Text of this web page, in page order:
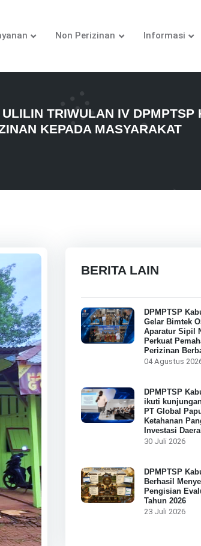
Non Perizinan Informasi
TRIWULAN IV DPMPTSP
KEPADA MASYARAKAT
BERITA LAIN
DPMPTSP
Gelar Bimtek
Aparatur Sipil
Perkuat
Perizinan
04 Agustus
DPMPTSP
ikuti
PT Global
Ketahanan
Investasi
30 Juli 2026
DPMPTSP
Berhasil
Pengisian
Tahun 2026
23 Juli 2026